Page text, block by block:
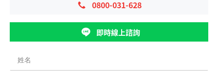
0800-031-628
即時線上諮詢
姓名